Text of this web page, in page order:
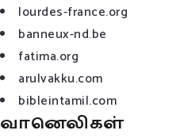
lourdes-france.org
banneux-nd.be
fatima.org
arulvakku.com
bibleintamil.com
வானெலிகள்